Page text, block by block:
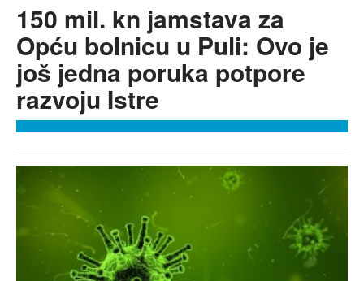
150 mil. kn jamstava za
Opću bolnicu u Puli: Ovo je
još jedna poruka potpore
razvoju Istre